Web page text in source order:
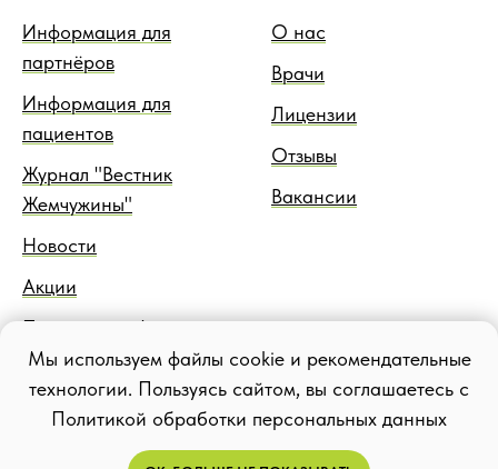
Информация для
партнёров
Информация для
пациентов
Журнал "Вестник
Жемчужины"
Новости
Акции
Правовая информация
Блог
О нас
Врачи
Лицензии
Отзывы
Вакансии
Мы используем файлы cookie и рекомендательные
технологии. Пользуясь сайтом, вы соглашаетесь с
Политикой обработки персональных данных